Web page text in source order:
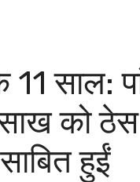
11 साल:
को ठेस
हुईं